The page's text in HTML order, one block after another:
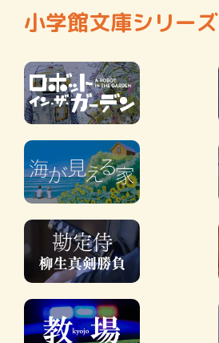
小学館文庫シリーズ